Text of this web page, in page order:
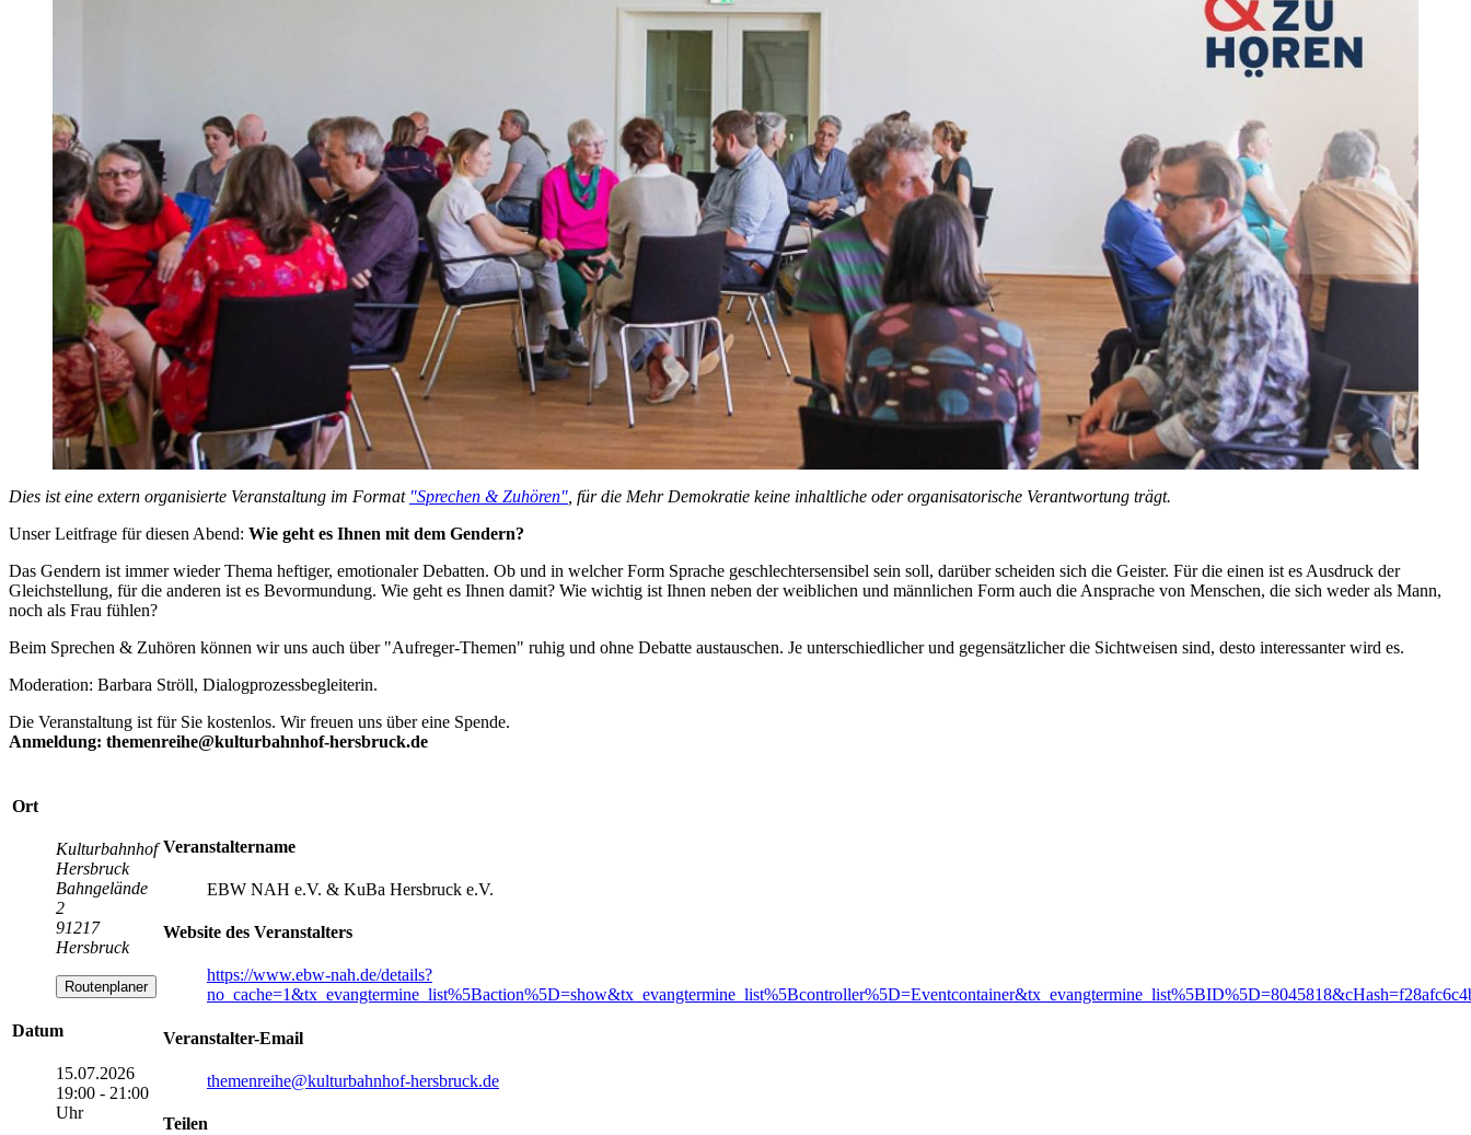
Dies ist eine extern organisierte Veranstaltung im Format "Sprechen & Zuhören" , für die Mehr Demokratie keine inhaltliche oder organisatorische Verantwortung trägt.
Unser Leitfrage für diesen Abend: Wie geht es Ihnen mit dem Gendern?
Das Gendern ist immer wieder Thema heftiger, emotionaler Debatten. Ob und in welcher Form Sprache geschlechtersensibel sein soll, darüber scheiden sich die Geister. Für die einen ist es Ausdruck der
Gleichstellung, für die anderen ist es Bevormundung. Wie geht es Ihnen damit? Wie wichtig ist Ihnen neben der weiblichen und männlichen Form auch die Ansprache von Menschen, die sich weder als Mann,
noch als Frau fühlen?
Beim Sprechen & Zuhören können wir uns auch über "Aufreger-Themen" ruhig und ohne Debatte austauschen. Je unterschiedlicher und gegensätzlicher die Sichtweisen sind, desto interessanter wird es.
Moderation: Barbara Ströll, Dialogprozessbegleiterin.
Die Veranstaltung ist für Sie kostenlos. Wir freuen uns über eine Spende.
Anmeldung: themenreihe@kulturbahnhof-hersbruck.de
Ort
Kulturbahnhof
Hersbruck
Bahngelände
2
91217
Hersbruck
Routenplaner
Datum
15.07.2026
19:00 - 21:00
Uhr
Veranstaltername
EBW NAH e.V. & KuBa Hersbruck e.V.
Website des Veranstalters
https://www.ebw-nah.de/details?
Veranstalter-Email
themenreihe@kulturbahnhof-hersbruck.de
Teilen